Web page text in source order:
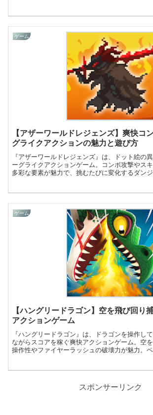
ゲーム
【アザーワールドレジェンズ】爽快コ
グライクアクションの魅力と遊び方
『アザーワールドレジェンズ』は、ドット絵の
ーグライクアクションゲーム。コンボ攻撃やス
多彩な要素が魅力で、挑むたびに変化するダン
ゲーム
【ハングリードラゴン】空を飛び回り
アクションゲーム
『ハングリードラゴン』は、ドラゴンを操作し
ながらスコアを稼ぐ爽快アクションゲーム。空
操作性やファイヤーラッシュの破壊力が魅力。ペ
スポンサーリンク